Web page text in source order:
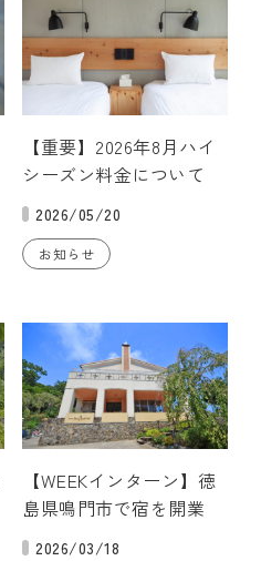
【重要】2026年8月ハイ
シーズン料金について
2026/05/20
お知らせ
【WEEKインターン】徳
島県鳴門市で宿を開業
2026/03/18